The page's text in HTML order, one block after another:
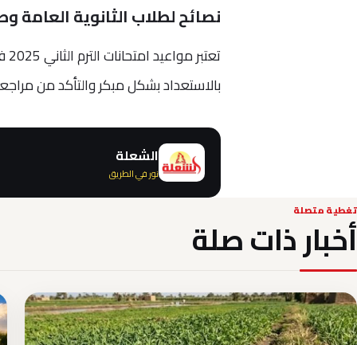
نصائح لطلاب الثانوية
بالاستعداد بشكل مبكر والتأكد من
الشعلة
نور في الطريق
تغطية متصلة
أخبار ذات صلة